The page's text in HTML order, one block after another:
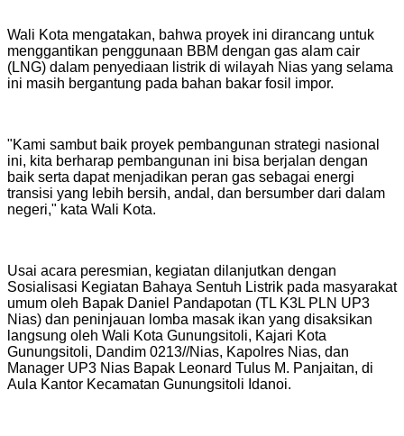
‎‎Wali Kota mengatakan, bahwa proyek ini dirancang untuk
menggantikan penggunaan BBM dengan gas alam cair
(LNG) dalam penyediaan listrik di wilayah Nias yang selama
ini masih bergantung pada bahan bakar fosil impor.
‎"Kami sambut baik proyek pembangunan strategi nasional
ini, kita berharap pembangunan ini bisa berjalan dengan
baik serta dapat menjadikan peran gas sebagai energi
transisi yang lebih bersih, andal, dan bersumber dari dalam
negeri," kata Wali Kota.
‎‎Usai acara peresmian, kegiatan dilanjutkan dengan
Sosialisasi Kegiatan Bahaya Sentuh Listrik pada masyarakat
umum oleh Bapak Daniel Pandapotan (TL K3L PLN UP3
Nias) dan peninjauan lomba masak ikan yang disaksikan
langsung oleh Wali Kota Gunungsitoli, Kajari Kota
Gunungsitoli, Dandim 0213//Nias, Kapolres Nias, dan
Manager UP3 Nias Bapak Leonard Tulus M. Panjaitan, di
Aula Kantor Kecamatan Gunungsitoli Idanoi.